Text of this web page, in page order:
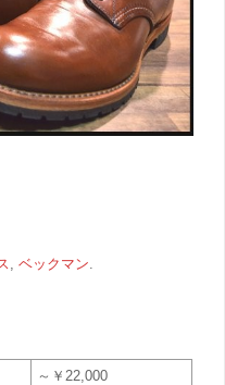
, ベックマン.
～￥22,000